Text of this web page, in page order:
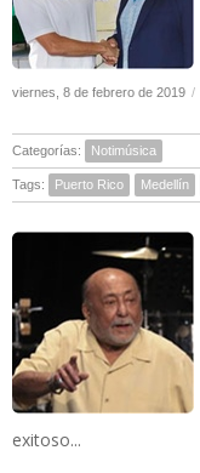
viernes, 8 de febrero de 2019 /
Categorías: Notimúsica
Tags: Puerto Rico Medellín
exitoso...